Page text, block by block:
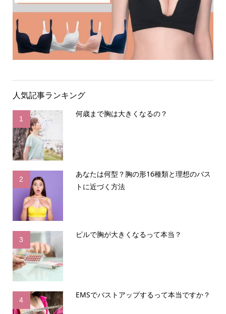
人気記事ランキング
1
何歳まで胸は大きくなるの？
2
あなたは何型？胸の形16種類と理想のバス
トに近づく方法
3
ピルで胸が大きくなるって本当？
4
EMSでバストアップするって本当ですか？